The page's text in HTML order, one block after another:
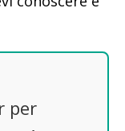
per